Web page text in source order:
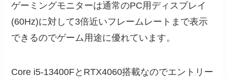
ゲーミングモニターは通常のPC用ディスプレイ
(60Hz)に対して3倍近いフレームレートまで表示
できるのでゲーム用途に優れています。
Core i5-13400FとRTX4060搭載なのでエントリー